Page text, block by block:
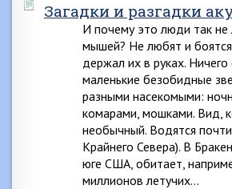
Загадки и разгадки
И почему это люди так не
мышей? Не любят и
держал их в руках.
маленькие безобидные
разными насекомыми:
комарами, мошками. Вид,
необычный. Водятся
Крайнего Севера). В
юге США, обитает,
миллионов летучих…